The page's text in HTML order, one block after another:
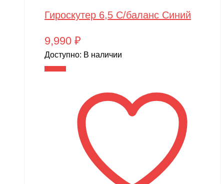
Гироскутер 6,5 С/баланс Синий
9,990 ₽
Доступно: В наличии